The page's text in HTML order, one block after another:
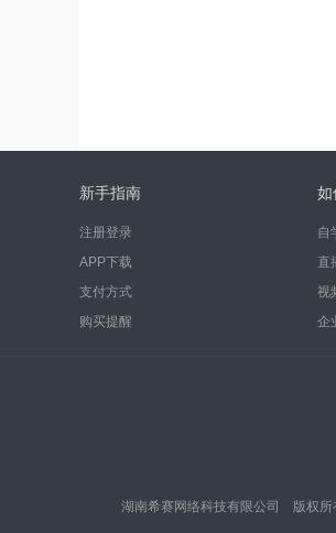
新手指南
注册登录
APP下载
支付方式
购买提醒
如
自
直
视
企
湖南希赛网络科技有限公司 版权